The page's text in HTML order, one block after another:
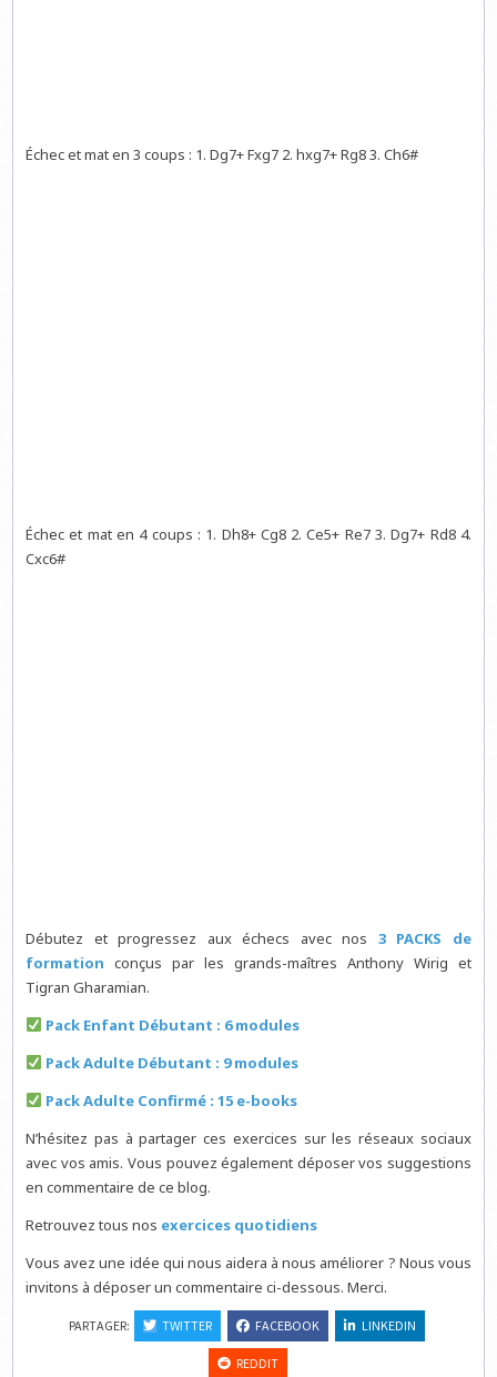
Échec et mat en 3 coups : 1. Dg7+ Fxg7 2. hxg7+ Rg8 3. Ch6#
Échec et mat en 4 coups : 1. Dh8+ Cg8 2. Ce5+ Re7 3. Dg7+ Rd8 4.
Cxc6#
Débutez et progressez aux échecs avec nos 3 PACKS de
formation conçus par les grands-maîtres Anthony Wirig et
Tigran Gharamian.
Pack Enfant Débutant : 6 modules
Pack Adulte Débutant : 9 modules
Pack Adulte Confirmé : 15 e-books
N’hésitez pas à partager ces exercices sur les réseaux sociaux
avec vos amis. Vous pouvez également déposer vos suggestions
en commentaire de ce blog.
Retrouvez tous nos exercices quotidiens
Vous avez une idée qui nous aidera à nous améliorer ? Nous vous
invitons à déposer un commentaire ci-dessous. Merci.
PARTAGER: TWITTER FACEBOOK LINKEDIN
REDDIT